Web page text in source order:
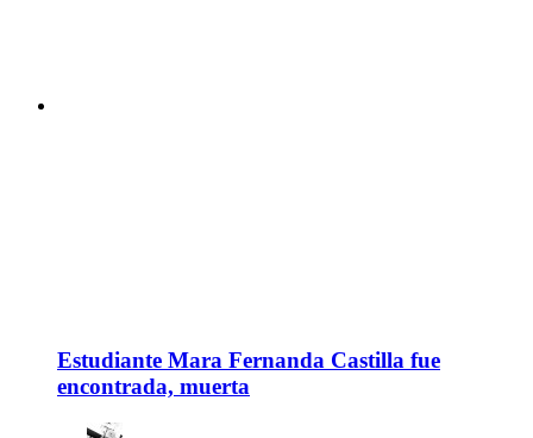
Estudiante Mara Fernanda Castilla fue
encontrada, muerta